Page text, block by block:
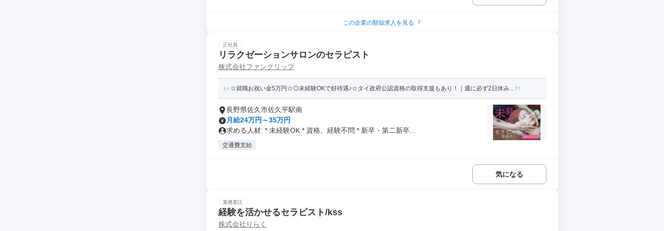
この企業の類似求人を見る
正社員
リラクゼーションサロンのセラピスト
株式会社ファンクリップ
☆就職お祝い金5万円☆◎未経験OKで好待遇♪☆タイ政府公認資格の取得支援もあり！｜週に必ず2日休み...
長野県佐久市佐久平駅南
月給24万円～35万円
求める人材: * 未経験OK * 資格、経験不問 * 新卒・第二新卒...
交通費支給
気になる
業務委託
経験を活かせるセラピスト/kss
株式会社りらく